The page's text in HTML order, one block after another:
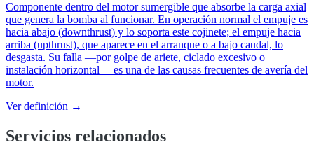
Componente dentro del motor sumergible que absorbe la carga axial
que genera la bomba al funcionar. En operación normal el empuje es
hacia abajo (downthrust) y lo soporta este cojinete; el empuje hacia
arriba (upthrust), que aparece en el arranque o a bajo caudal, lo
desgasta. Su falla —por golpe de ariete, ciclado excesivo o
instalación horizontal— es una de las causas frecuentes de avería del
motor.
Ver definición →
Servicios relacionados